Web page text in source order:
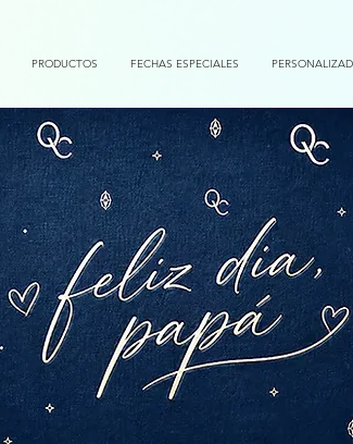
PRODUCTOS FECHAS ESPECIALES